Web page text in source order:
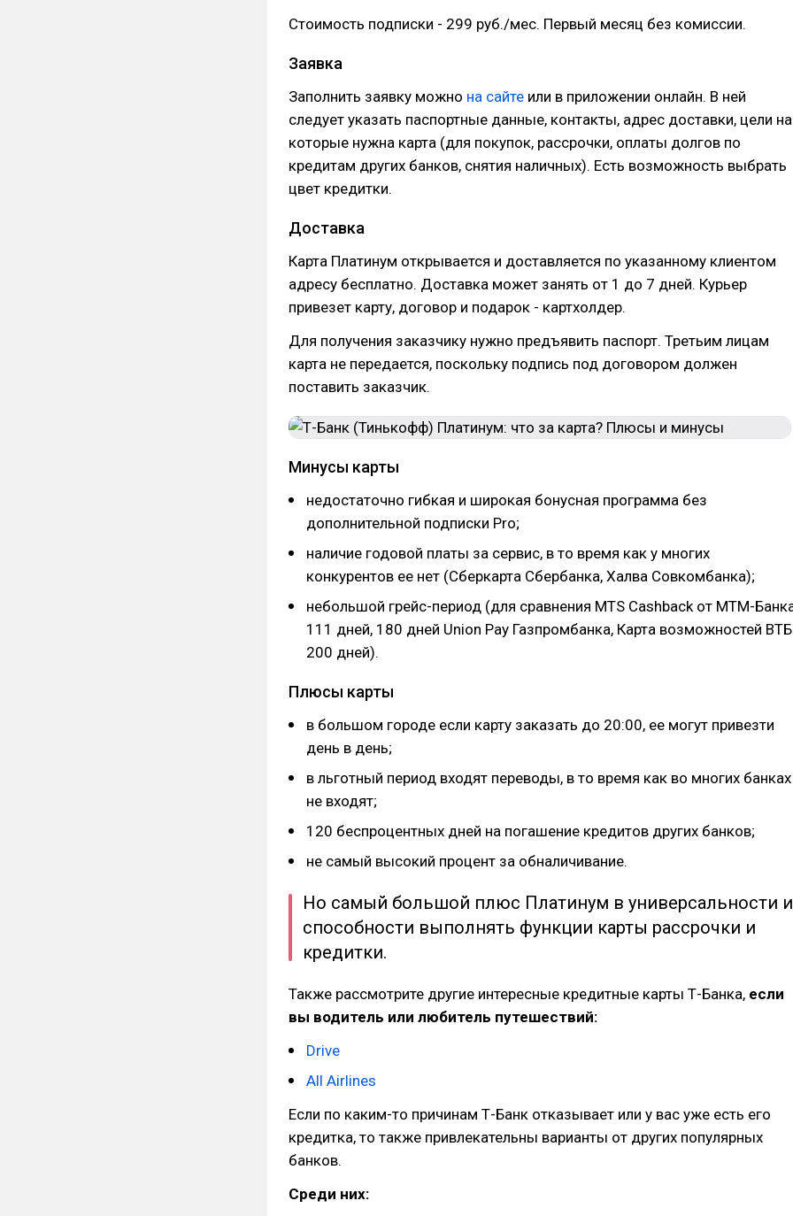
Стоимость подписки - 299 руб./мес. Первый месяц без комиссии.
Заявка
Заполнить заявку можно на сайте или в приложении онлайн. В ней
следует указать паспортные данные, контакты, адрес доставки, цели на
которые нужна карта (для покупок, рассрочки, оплаты долгов по
кредитам других банков, снятия наличных). Есть возможность выбрать
цвет кредитки.
Доставка
Карта Платинум открывается и доставляется по указанному клиентом
адресу бесплатно. Доставка может занять от 1 до 7 дней. Курьер
привезет карту, договор и подарок - картхолдер.
Для получения заказчику нужно предъявить паспорт. Третьим лицам
карта не передается, поскольку подпись под договором должен
поставить заказчик.
Минусы карты
недостаточно гибкая и широкая бонусная программа без
дополнительной подписки Pro;
наличие годовой платы за сервис, в то время как у многих
конкурентов ее нет (Сберкарта Сбербанка, Халва Совкомбанка);
небольшой грейс-период (для сравнения MTS Cashback от МТМ-
111 дней, 180 дней Union Pay Газпромбанка, Карта возможностей ВТБ
200 дней).
Плюсы карты
в большом городе если карту заказать до 20:00, ее могут привезти
день в день;
в льготный период входят переводы, в то время как во многих банках
не входят;
120 беспроцентных дней на погашение кредитов других банков;
не самый высокий процент за обналичивание.
Но самый большой плюс Платинум в универсальности и
способности выполнять функции карты рассрочки и
кредитки.
Также рассмотрите другие интересные кредитные карты Т-Банка, если
вы водитель или любитель путешествий:
Drive
All Airlines
Если по каким-то причинам Т-Банк отказывает или у вас уже есть его
кредитка, то также привлекательны варианты от других популярных
банков.
Среди них: